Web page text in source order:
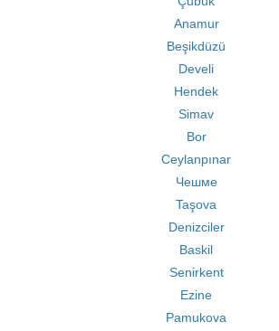
Anamur
Beşikdüzü
Develi
Hendek
Simav
Bor
Ceylanpınar
Чешме
Taşova
Denizciler
Baskil
Senirkent
Ezine
Pamukova